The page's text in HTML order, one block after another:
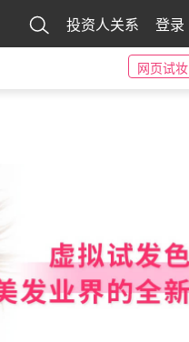
投资人关系 登录
网页试妆